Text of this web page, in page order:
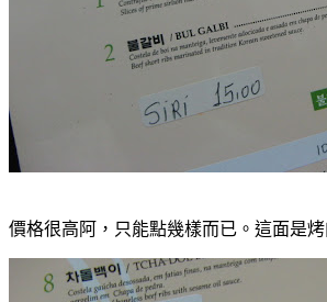
價格很高阿，只能點幾樣而已。這面是烤